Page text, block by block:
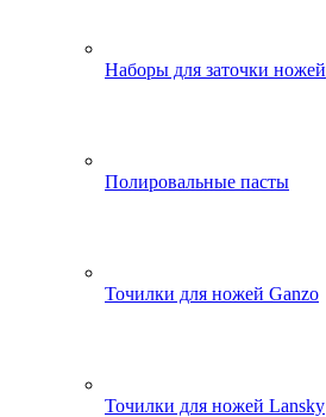
Наборы для заточки ножей
Полировальные пасты
Точилки для ножей Ganzo
Точилки для ножей Lansky